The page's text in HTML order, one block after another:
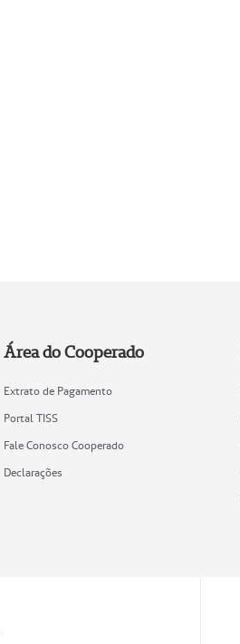
Área do Cooperado
Extrato de Pagamento
Portal TISS
Fale Conosco Cooperado
Declarações